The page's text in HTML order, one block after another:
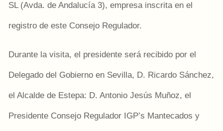
SL (Avda. de Andalucía 3), empresa inscrita en el
registro de este Consejo Regulador.
Durante la visita, el presidente será recibido por el
Delegado del Gobierno en Sevilla, D. Ricardo Sánchez,
el Alcalde de Estepa: D. Antonio Jesús Muñoz, el
Presidente Consejo Regulador IGP’s Mantecados y